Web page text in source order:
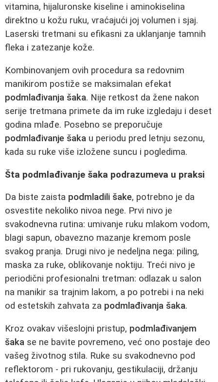
vitamina, hijaluronske kiseline i aminokiselina
direktno u kožu ruku, vraćajući joj volumen i sjaj.
Laserski tretmani su efikasni za uklanjanje tamnih
fleka i zatezanje kože.
Kombinovanjem ovih procedura sa redovnim
manikirom postiže se maksimalan efekat
podmlađivanja šaka. Nije retkost da žene nakon
serije tretmana primete da im ruke izgledaju i deset
godina mlađe. Posebno se preporučuje
podmlađivanje šaka u periodu pred letnju sezonu,
kada su ruke više izložene suncu i pogledima.
Šta podmlađivanje šaka podrazumeva u praksi
Da biste zaista podmladili šake, potrebno je da
osvestite nekoliko nivoa nege. Prvi nivo je
svakodnevna rutina: umivanje ruku mlakom vodom,
blagi sapun, obavezno mazanje kremom posle
svakog pranja. Drugi nivo je nedeljna nega: piling,
maska za ruke, oblikovanje noktiju. Treći nivo je
periodični profesionalni tretman: odlazak u salon
na manikir sa trajnim lakom, a po potrebi i na neki
od estetskih zahvata za podmlađivanja šaka.
Kroz ovakav višeslojni pristup, podmlađivanjem
šaka se ne bavite povremeno, već ono postaje deo
vašeg životnog stila. Ruke su svakodnevno pod
reflektorom - pri rukovanju, gestikulaciji, držanju